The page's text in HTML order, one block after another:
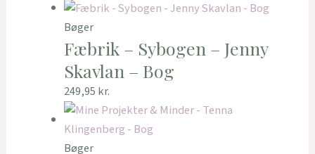
Bøger
Fæbrik – Sybogen – Jenny
Skavlan – Bog
249,95 kr.
Bøger